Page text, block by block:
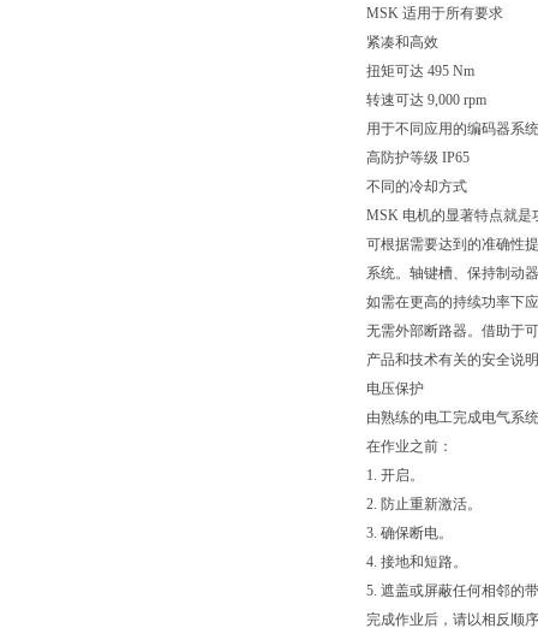
MSK 适用于所有要求
紧凑和高效
扭矩可达 495 Nm
转速可达 9,000 rpm
用于不同应用的编码器系统
高防护等级 IP65
不同的冷却方式
MSK 电机的显著特点就是
可根据需要达到的准确性
系统。轴键槽、保持制动
如需在更高的持续功率下
无需外部断路器。借助于
产品和技术有关的安全说明
电压保护
由熟练的电工完成电气系
在作业之前：
1. 开启。
2. 防止重新激活。
3. 确保断电。
4. 接地和短路。
5. 遮盖或屏蔽任何相邻的
完成作业后，请以相反顺